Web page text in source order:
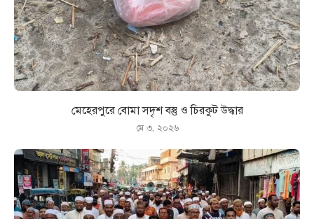
মেহেরপুরে বোমা সদৃশ বস্তু ও চিরকুট উদ্ধার
মে ৩, ২০২৬